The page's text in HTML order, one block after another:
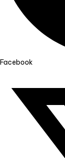
Facebook